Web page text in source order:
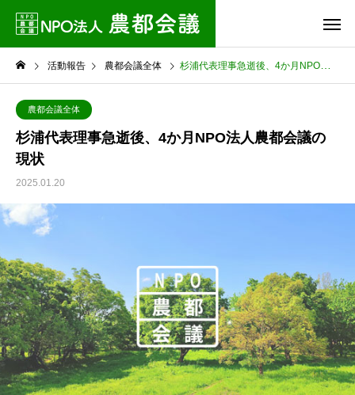
活動報告 農都会議全体 杉浦代表理事急逝後、4か月NPO法人農都会議の現状
農都会議全体
杉浦代表理事急逝後、4か月NPO法人農都会議の
現状
2025.01.20